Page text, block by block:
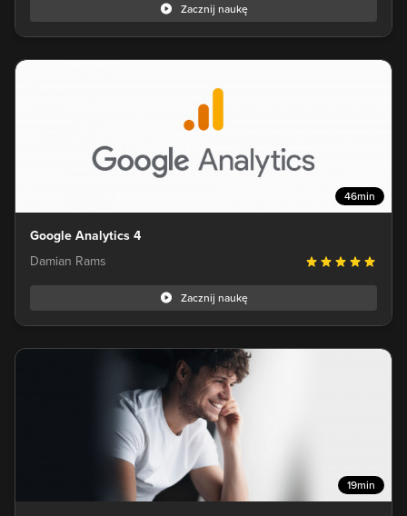
Zacznij naukę
46min
Google Analytics 4
Damian Rams
Zacznij naukę
19min